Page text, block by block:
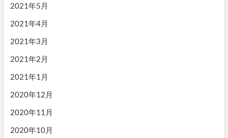
2021年5月
2021年4月
2021年3月
2021年2月
2021年1月
2020年12月
2020年11月
2020年10月